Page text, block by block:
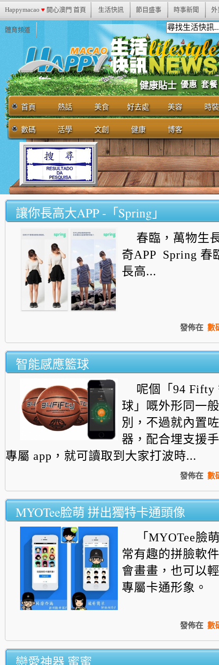
Happymacao ♥ 開心澳門 首頁 生活快訊 節目盛事 時事新聞 外
體育頻道
健康貼士 優惠 套餐
首頁 熱話 美食 好去處 美容 時裝
數碼 活學 文創 健康 博客
讓你長高大APP -「Spring」
春臨，萬物生
奇APP Spring 春
長高...
發佈在 數
智能感應籃球
呢個「94 Fifty
球」嘅外形同一
別，不過就內置
器，配合埋支援
專屬 app，就可讀取到大家打波時...
發佈在 數
MYOTee脸萌 拼出獨特卡通頭像
「MYOTee臉
常有趣的拼臉軟
會畫畫，也可以
專屬卡通形象。
發佈在 數